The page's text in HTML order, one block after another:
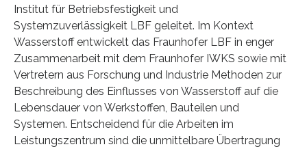
Institut für Betriebsfestigkeit und
Systemzuverlässigkeit LBF geleitet. Im Kontext
Wasserstoff entwickelt das Fraunhofer LBF in enger
Zusammenarbeit mit dem Fraunhofer IWKS sowie mit
Vertretern aus Forschung und Industrie Methoden zur
Beschreibung des Einflusses von Wasserstoff auf die
Lebensdauer von Werkstoffen, Bauteilen und
Systemen. Entscheidend für die Arbeiten im
Leistungszentrum sind die unmittelbare Übertragung